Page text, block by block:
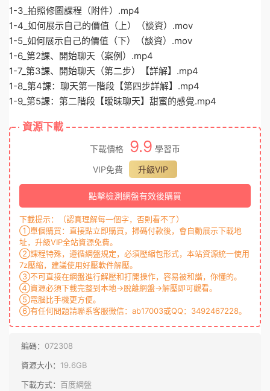
1-3_拍照修圖課程（附件）.mp4
1-4_如何展示自己的價值（上）（談資）.mov
1-5_如何展示自己的價值（下）（談資）.mov
1-6_第2課、開始聊天（案例）.mp4
1-7_第3課、開始聊天（第二步）【詳解】.mp4
1-8_第4課：聊天第一階段【第四步詳解】.mp4
1-9_第5課：第二階段【暧昧聊天】甜蜜的感覺.mp4
資源下載
下載價格 9.9 學習币
VIP免費
升級VIP
點擊檢測網盤有效後購買
下載提示：（認真理解每一個字，否則看不了）
①單個購買：直接點立即購買，掃碼付款後，會自動展示下載地
址，升級VIP全站資源免費。
②課程特殊，遵循網盤規定，必須壓縮包形式，本站資源統一使用
7z壓縮，建議使用好壓軟件解壓。
③不可直接在網盤進行解壓和打開操作，容易被和諧，你懂的。
④資源必須下載完整到本地→脫離網盤→解壓即可觀看。
⑤電腦比手機更方便。
⑥有任何問題請聯系客服微信：ab17003或QQ：3492467228。
編碼： 072308
資源大小： 19.6GB
下載方式： 百度網盤